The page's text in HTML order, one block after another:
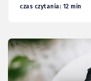
ubieram się do pracy
czas czytania: 12 min